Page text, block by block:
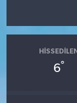
HISSEDILEN
6°